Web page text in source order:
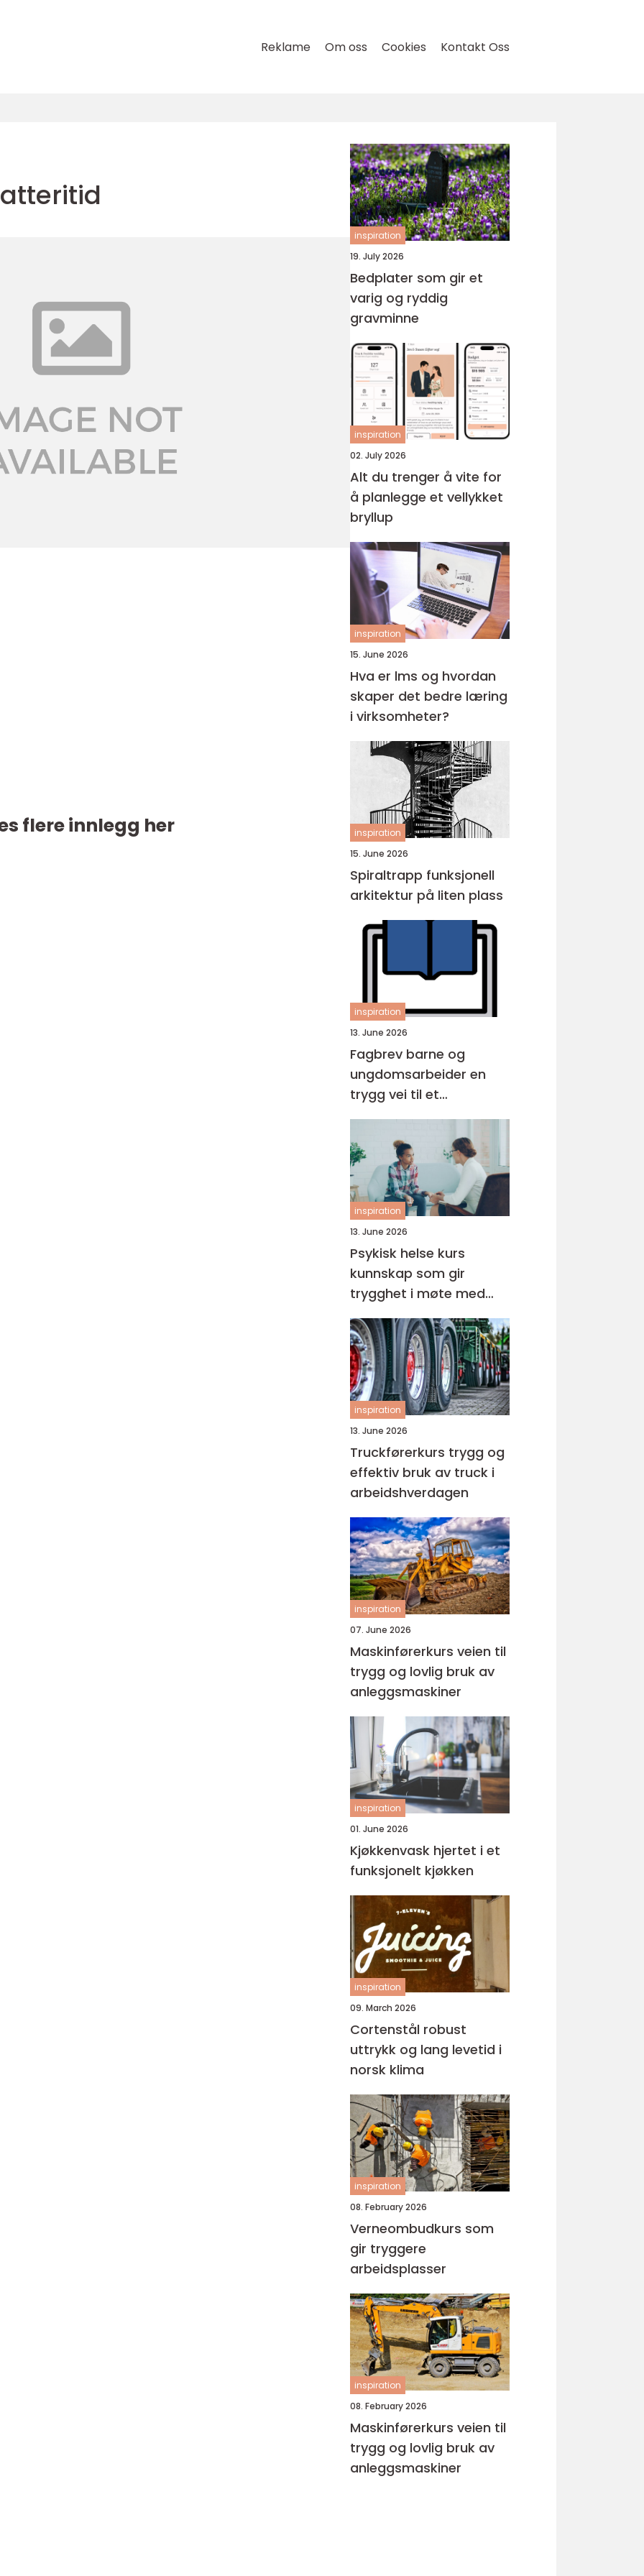
Reklame Om oss Cookies Kontakt Oss
flere innlegg her
inspiration
19. July 2026
Bedplater som gir et
varig og ryddig
gravminne
inspiration
02. July 2026
Alt du trenger å vite for
å planlegge et vellykket
bryllup
inspiration
15. June 2026
Hva er lms og hvordan
skaper det bedre læring
i virksomheter?
inspiration
15. June 2026
Spiraltrapp funksjonell
arkitektur på liten plass
inspiration
13. June 2026
Fagbrev barne og
ungdomsarbeider en
trygg vei til et
meningsfullt yrke
inspiration
13. June 2026
Psykisk helse kurs
kunnskap som gir
trygghet i møte med
barn og unge
inspiration
13. June 2026
Truckførerkurs trygg og
effektiv bruk av truck i
arbeidshverdagen
inspiration
07. June 2026
Maskinførerkurs veien til
trygg og lovlig bruk av
anleggsmaskiner
inspiration
01. June 2026
Kjøkkenvask hjertet i et
funksjonelt kjøkken
inspiration
09. March 2026
Cortenstål robust
uttrykk og lang levetid i
norsk klima
inspiration
08. February 2026
Verneombudkurs som
gir tryggere
arbeidsplasser
inspiration
08. February 2026
Maskinførerkurs veien til
trygg og lovlig bruk av
anleggsmaskiner